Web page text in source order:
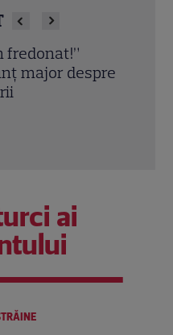
despre
psihologul
ai